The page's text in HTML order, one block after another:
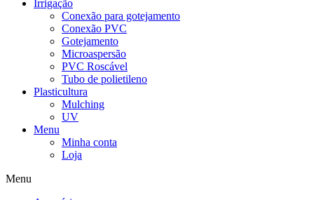
Irrigação
Conexão para gotejamento
Conexão PVC
Gotejamento
Microaspersão
PVC Roscável
Tubo de polietileno
Plasticultura
Mulching
UV
Menu
Minha conta
Loja
Menu